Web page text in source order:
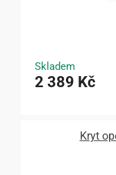
Skladem
2 389 Kč
Kryt